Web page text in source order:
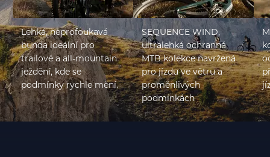
Lehká, neprofoukavá
bunda ideální pro
trailové a all-mountain
ježdění, kde se
podmínky rychle mění.
SEQUENCE WIND,
ultralehká ochranná
MTB kolekce navržená
pro jízdu ve větru a
proměnlivých
podmínkách